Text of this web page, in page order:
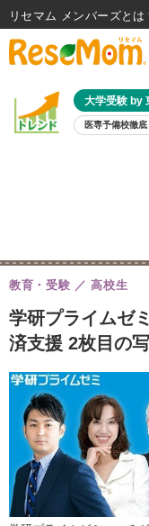
大学受験 by
医専予備校徹
学研プライムゼ
済支援 2枚目の
教育・受験 高校生
リセマム メンバーズ